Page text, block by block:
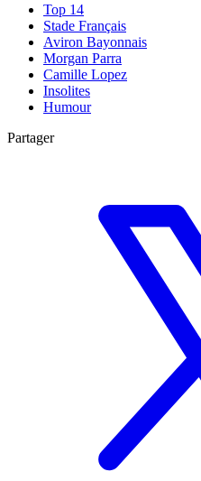
Top 14
Stade Français
Aviron Bayonnais
Morgan Parra
Camille Lopez
Insolites
Humour
Partager